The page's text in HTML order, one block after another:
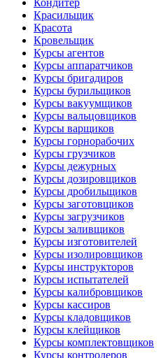
Кондитер
Красильщик
Красота
Кровельщик
Курсы агентов
Курсы аппаратчиков
Курсы бригадиров
Курсы бурильщиков
Курсы вакуумщиков
Курсы вальцовщиков
Курсы варщиков
Курсы горнорабочих
Курсы грузчиков
Курсы дежурных
Курсы дозировщиков
Курсы дробильщиков
Курсы заготовщиков
Курсы загрузчиков
Курсы заливщиков
Курсы изготовителей
Курсы изолировщиков
Курсы инструкторов
Курсы испытателей
Курсы калибровщиков
Курсы кассиров
Курсы кладовщиков
Курсы клейщиков
Курсы комплектовщиков
Курсы контролеров